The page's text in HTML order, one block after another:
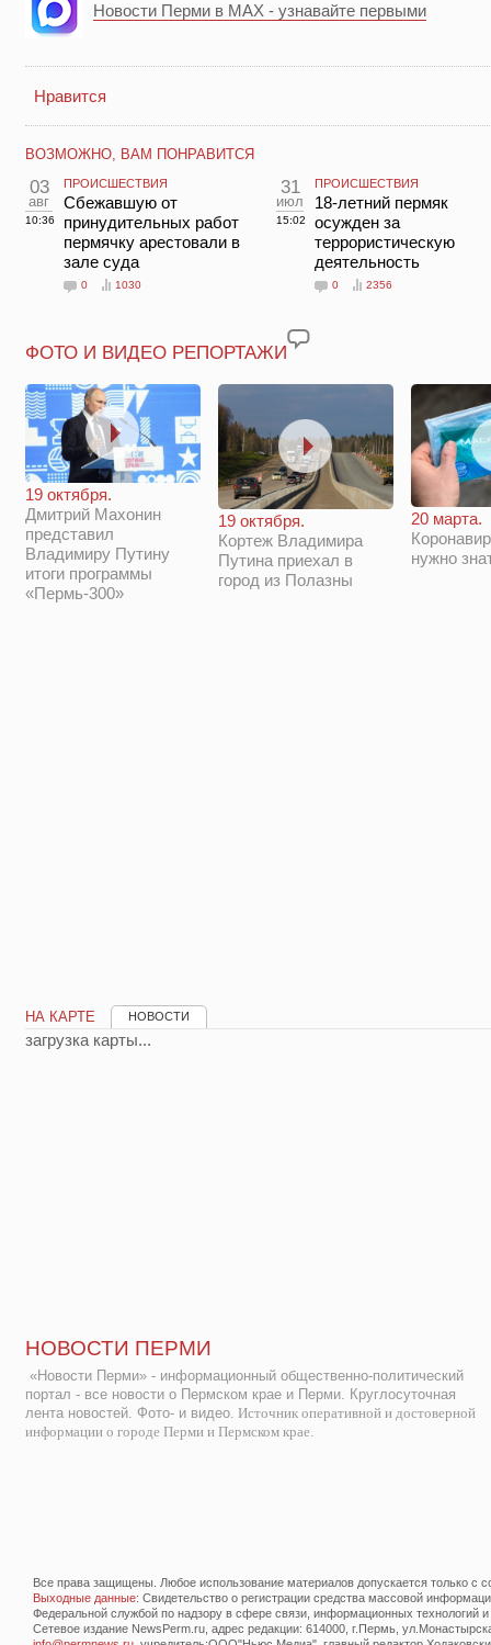
Новости Перми в MAX - узнавайте первыми
Нравится
ВОЗМОЖНО, ВАМ ПОНРАВИТСЯ
03
авг
10:36
ПРОИСШЕСТВИЯ
Сбежавшую от
принудительных работ
пермячку арестовали в
зале суда
0 1030
31
июл
15:02
ПРОИСШЕСТВИЯ
18-летний пермяк
осужден за
террористическую
деятельность
0 2356
ФОТО И ВИДЕО РЕПОРТАЖИ
19 октября.
Дмитрий Махонин
представил
Владимиру Путину
итоги программы
«Пермь-300»
19 октября.
Кортеж Владимира
Путина приехал в
город из Полазны
20 марта.
нужно
НА КАРТЕ НОВОСТИ
загрузка карты...
НОВОСТИ ПЕРМИ
«Новости Перми» - информационный общественно-политический
портал - все новости о Пермском крае и Перми. Круглосуточная
лента новостей. Фото- и видео. Источник оперативной и достоверной
информации о городе Перми и Пермском крае.
Все права защищены. Любое использование материалов допускается только с
Выходные данные: Свидетельство о регистрации средства массовой
Федеральной службой по надзору в сфере связи, информационных технологий
Сетевое издание NewsPerm.ru, адрес редакции: 614000, г.Пермь,